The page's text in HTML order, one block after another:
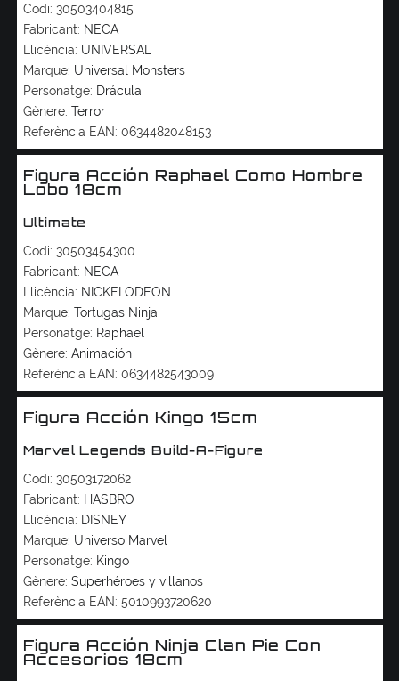
Codi: 30503404815
Fabricant: NECA
Llicència: UNIVERSAL
Marque: Universal Monsters
Personatge: Drácula
Gènere: Terror
Referència EAN: 0634482048153
Figura Acción Raphael Como Hombre
Lobo 18cm
Ultimate
Codi: 30503454300
Fabricant: NECA
Llicència: NICKELODEON
Marque: Tortugas Ninja
Personatge: Raphael
Gènere: Animación
Referència EAN: 0634482543009
Figura Acción Kingo 15cm
Marvel Legends Build-A-Figure
Codi: 30503172062
Fabricant: HASBRO
Llicència: DISNEY
Marque: Universo Marvel
Personatge: Kingo
Gènere: Superhéroes y villanos
Referència EAN: 5010993720620
Figura Acción Ninja Clan Pie Con
Accesorios 18cm